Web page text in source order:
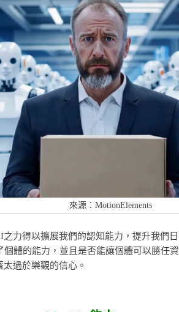
來源：MotionElements
力得以擴展我們的認知能力，提升我們
體的能力，並且是否能讓個體可以勝任
過於樂觀的信心。